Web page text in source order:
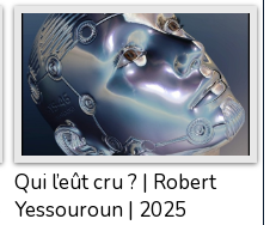
Qui l’eût cru ? | Robert
Yessouroun | 2025